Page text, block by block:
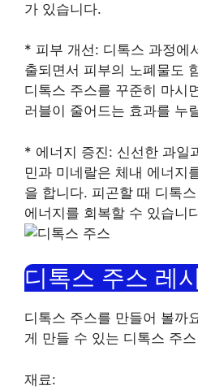
가 있습니다.
* 피부 개선: 디톡스 과정에
출되면서 피부의 노폐물도
디톡스 주스를 꾸준히 마시
러블이 줄어드는 효과를 누
* 에너지 증진: 신선한 과일
민과 미네랄은 체내 에너지
을 합니다. 피곤할 때 디톡
에너지를 회복할 수 있습니
디톡스 주스 레
디톡스 주스를 만들어 볼까
게 만들 수 있는 디톡스 주
재료: